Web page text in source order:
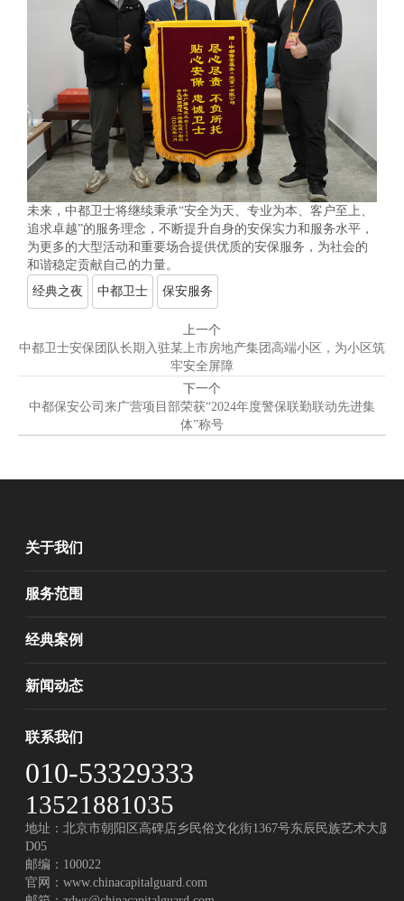
未来，中都卫士将继续秉承“安全为天、专业为本、客户至上、
追求卓越”的服务理念，不断提升自身的安保实力和服务水平，
为更多的大型活动和重要场合提供优质的安保服务，为社会的
和谐稳定贡献自己的力量。
经典之夜
中都卫士 保安服务
上一个
中都卫士安保团队长期入驻某上市房地产集团高端小区，为小区筑
牢安全屏障
下一个
中都保安公司来广营项目部荣获“2024年度警保联勤联动先进集
体”称号
关于我们
服务范围
经典案例
新闻动态
联系我们
010-53329333
13521881035
地址：北京市朝阳区高碑店乡民俗文化街1367号东辰民族艺术大厦
D05
邮编：100022
官网：www.chinacapitalguard.com